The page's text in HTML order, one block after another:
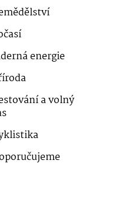
energie
a volný